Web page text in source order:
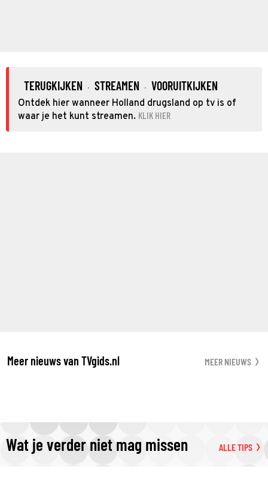
TERUGKIJKEN · STREAMEN · VOORUITKIJKEN
Ontdek hier wanneer Holland drugsland op tv is of
waar je het kunt streamen. KLIK HIER
Meer nieuws van TVgids.nl MEER NIEUWS
Wat je verder niet mag missen ALLE TIPS